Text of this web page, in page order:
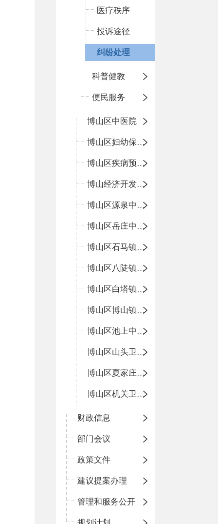
医疗秩序
投诉途径
纠纷处理
科普健教
便民服务
博山区中医院
博山区妇幼保健院
博山区疾病预防控制中心
博山经济开发区卫生院
博山区源泉中心卫生院（博山区第二人民医院）
博山区岳庄中心卫生院
博山区石马镇卫生院
博山区八陡镇卫生院
博山区白塔镇卫生院
博山区博山镇中心卫生院（南院区、北院区）
博山区池上中心卫生院
博山区山头卫生院
博山区夏家庄卫生院
博山区机关卫生所
财政信息
部门会议
政策文件
建议提案办理
管理和服务公开